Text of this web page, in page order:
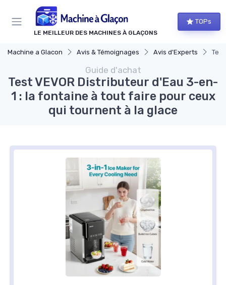
LE MEILLEUR DES MACHINES À GLAÇONS
TOPs
Machine a Glacon Avis & Témoignages Avis d'Experts
Guide d'achat
Test VEVOR Distributeur d'Eau 3-en-
1 : la fontaine à tout faire pour ceux
qui tournent à la glace
Panneau de gestion des cookies